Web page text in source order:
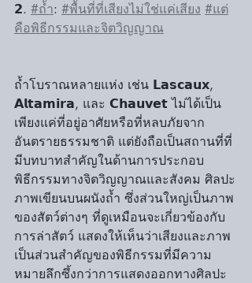
𝟮. #ถ้ำ: #พื้นที่ที่เสียงไม่ใช่แค่เสียง #แต่
คือพิธีกรรมและจิตวิญญาณ
ถ้ำโบราณหลายแห่ง เช่น 𝗟𝗮𝘀𝗰𝗮𝘂𝘅,
𝗔𝗹𝘁𝗮𝗺𝗶𝗿𝗮, และ 𝗖𝗵𝗮𝘂𝘃𝗲𝘁 ไม่ได้เป็น
เพียงแค่ที่อยู่อาศัยหรือที่หลบภัยจาก
อันตรายธรรมชาติ แต่ยังถือเป็นสถานที่ที่
มีบทบาทสำคัญในด้านการประกอบ
พิธีกรรมทางจิตวิญญาณและสังคม ศิลปะ
ภาพเขียนบนผนังถ้ำ ซึ่งส่วนใหญ่เป็นภาพ
ของสัตว์ต่างๆ ที่ดูเหมือนจะเกี่ยวข้องกับ
การล่าสัตว์ แสดงให้เห็นว่าเสียงและภาพ
เป็นส่วนสำคัญของพิธีกรรมที่มีความ
หมายลึกซึ้งกว่าการแสดงออกทางศิลปะ